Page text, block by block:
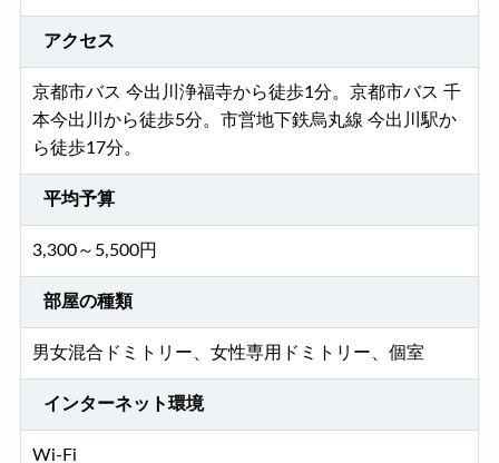
アクセス
京都市バス 今出川浄福寺から徒歩1分。京都市バス 千
本今出川から徒歩5分。市営地下鉄烏丸線 今出川駅か
ら徒歩17分。
平均予算
3,300～5,500円
部屋の種類
男女混合ドミトリー、女性専用ドミトリー、個室
インターネット環境
Wi-Fi